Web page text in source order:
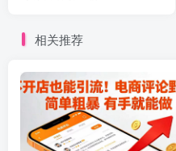
相关推荐